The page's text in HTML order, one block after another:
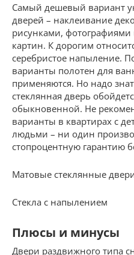
Самый дешевый вариант
дверей – наклеивание
рисунками,
картин. К дорогим
серебристое напыление.
варианты полотен для
применяются. Но надо
стеклянная дверь
обыкновенной. Не
варианты в квартирах с
людьми – ни один
стопроцентную гарантию
Матовые стеклянные
Стекла с напылением
Плюсы и минусы
Двери раздвижного типа